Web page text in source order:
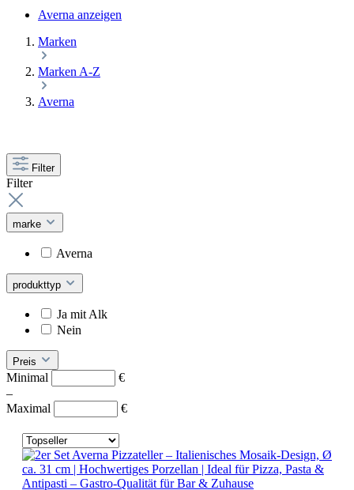
Averna anzeigen
Marken
Marken A-Z
Averna
Filter
Filter
marke
Averna
produkttyp
Ja mit Alk
Nein
Preis
Minimal
€
–
Maximal
€